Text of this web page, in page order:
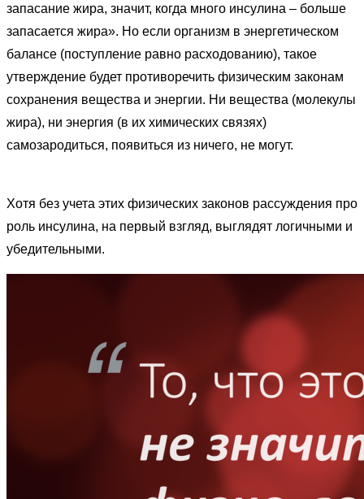
запасание жира, значит, когда много инсулина – больше
запасается жира». Но если организм в энергетическом
балансе (поступление равно расходованию), такое
утверждение будет противоречить физическим законам
сохранения вещества и энергии. Ни вещества (молекулы
жира), ни энергия (в их химических связях)
самозародиться, появиться из ничего, не могут.
Хотя без учета этих физических законов рассуждения про
роль инсулина, на первый взгляд, выглядят логичными и
убедительными.